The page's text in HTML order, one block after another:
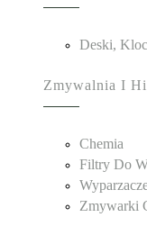
Deski,
Zmywalnia I
Chemia
Filtry Do
Zmywarki